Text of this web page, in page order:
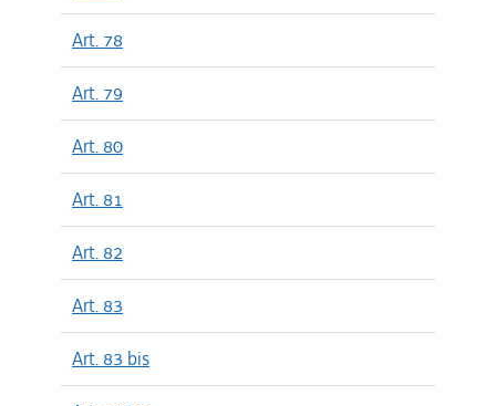
Art. 78
Art. 79
Art. 80
Art. 81
Art. 82
Art. 83
Art. 83 bis